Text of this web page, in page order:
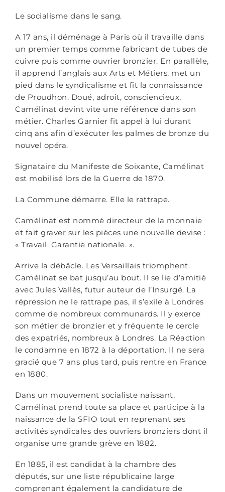
Le socialisme dans le sang.
A 17 ans, il déménage à Paris où il travaille dans
un premier temps comme fabricant de tubes de
cuivre puis comme ouvrier bronzier. En parallèle,
il apprend l’anglais aux Arts et Métiers, met un
pied dans le syndicalisme et fit la connaissance
de Proudhon. Doué, adroit, consciencieux,
Camélinat devint vite une référence dans son
métier. Charles Garnier fit appel à lui durant
cinq ans afin d’exécuter les palmes de bronze du
nouvel opéra.
Signataire du Manifeste de Soixante, Camélinat
est mobilisé lors de la Guerre de 1870.
La Commune démarre. Elle le rattrape.
Camélinat est nommé directeur de la monnaie
et fait graver sur les pièces une nouvelle devise :
« Travail. Garantie nationale. ».
Arrive la débâcle. Les Versaillais triomphent.
Camélinat se bat jusqu’au bout. Il se lie d’amitié
avec Jules Vallès, futur auteur de l’Insurgé. La
répression ne le rattrape pas, il s’exile à Londres
comme de nombreux communards. Il y exerce
son métier de bronzier et y fréquente le cercle
des expatriés, nombreux à Londres. La Réaction
le condamne en 1872 à la déportation. Il ne sera
gracié que 7 ans plus tard, puis rentre en France
en 1880.
Dans un mouvement socialiste naissant,
Camélinat prend toute sa place et participe à la
naissance de la SFIO tout en reprenant ses
activités syndicales des ouvriers bronziers dont il
organise une grande grève en 1882.
En 1885, il est candidat à la chambre des
députés, sur une liste républicaine large
comprenant également la candidature de